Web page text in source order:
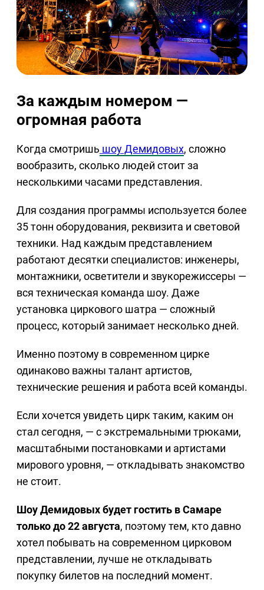
За каждым номером —
огромная работа
Когда смотришь шоу Демидовых, сложно
вообразить, сколько людей стоит за
несколькими часами представления.
Для создания программы используется более
35 тонн оборудования, реквизита и световой
техники. Над каждым представлением
работают десятки специалистов: инженеры,
монтажники, осветители и звукорежиссеры —
вся техническая команда шоу. Даже
установка циркового шатра — сложный
процесс, который занимает несколько дней.
Именно поэтому в современном цирке
одинаково важны талант артистов,
технические решения и работа всей команды.
Если хочется увидеть цирк таким, каким он
стал сегодня, — с экстремальными трюками,
масштабными постановками и артистами
мирового уровня, — откладывать знакомство
не стоит.
Шоу Демидовых будет гостить в Самаре
только до 22 августа, поэтому тем, кто давно
хотел побывать на современном цирковом
представлении, лучше не откладывать
покупку билетов на последний момент.